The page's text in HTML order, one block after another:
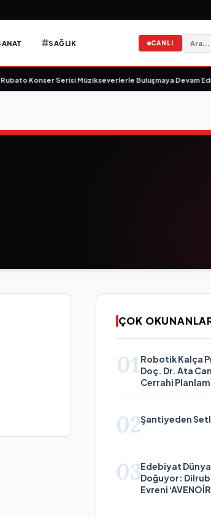
SAĞLIK CANLI
Konser Serisi Müzikseverlerle Buluşmaya Devam
ÇOK
01 Robotik Kalça
Doç. Dr. Ata
Cerrahi
02Şantiyeden
03Edebiyat
Doğuyor:
Evreni